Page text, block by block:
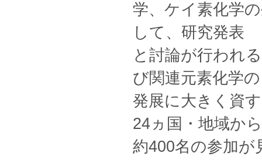
学、ケイ素化学
して、研究発表
と討論が行われ
び関連元素化学の
発展に大きく資
24ヵ国・地域から
約400名の参加が